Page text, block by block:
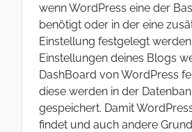
wenn WordPress eine der
benötigt oder in der eine
Einstellung festgelegt werden
Einstellungen deines Blogs
DashBoard von WordPress
diese werden in der
gespeichert. Damit
findet und auch andere